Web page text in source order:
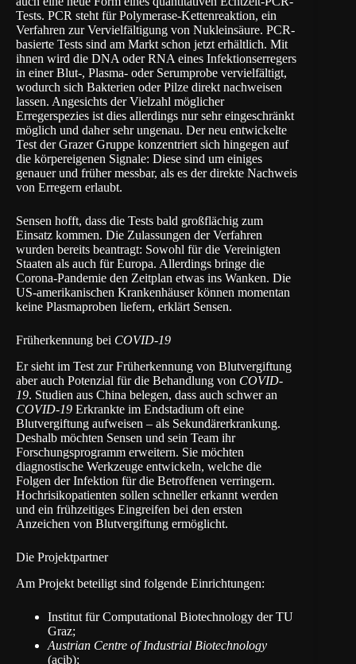
Tests. PCR steht für Polymerase-Kettenreaktion, ein
Verfahren zur Vervielfältigung von Nukleinsäure. PCR-
basierte Tests sind am Markt schon jetzt erhältlich. Mit
ihnen wird die DNA oder RNA eines Infektionserregers
in einer Blut-, Plasma- oder Serumprobe vervielfältigt,
wodurch sich Bakterien oder Pilze direkt nachweisen
lassen. Angesichts der Vielzahl möglicher
Erregerspezies ist dies allerdings nur sehr eingeschränkt
möglich und daher sehr ungenau. Der neu entwickelte
Test der Grazer Gruppe konzentriert sich hingegen auf
die körpereigenen Signale: Diese sind um einiges
genauer und früher messbar, als es der direkte Nachweis
von Erregern erlaubt.
Sensen hofft, dass die Tests bald großflächig zum
Einsatz kommen. Die Zulassungen der Verfahren
wurden bereits beantragt: Sowohl für die Vereinigten
Staaten als auch für Europa. Allerdings bringe die
Corona-Pandemie den Zeitplan etwas ins Wanken. Die
US-amerikanischen Krankenhäuser können momentan
keine Plasmaproben liefern, erklärt Sensen.
Früherkennung bei COVID-19
Er sieht im Test zur Früherkennung von Blutvergiftung
aber auch Potenzial für die Behandlung von COVID-
19. Studien aus China belegen, dass auch schwer an
COVID-19 Erkrankte im Endstadium oft eine
Blutvergiftung aufweisen – als Sekundärerkrankung.
Deshalb möchten Sensen und sein Team ihr
Forschungsprogramm erweitern. Sie möchten
diagnostische Werkzeuge entwickeln, welche die
Folgen der Infektion für die Betroffenen verringern.
Hochrisikopatienten sollen schneller erkannt werden
und ein frühzeitiges Eingreifen bei den ersten
Anzeichen von Blutvergiftung ermöglicht.
Die Projektpartner
Am Projekt beteiligt sind folgende Einrichtungen:
Institut für Computational Biotechnology der TU
Graz;
Austrian Centre of Industrial Biotechnology
(acib);